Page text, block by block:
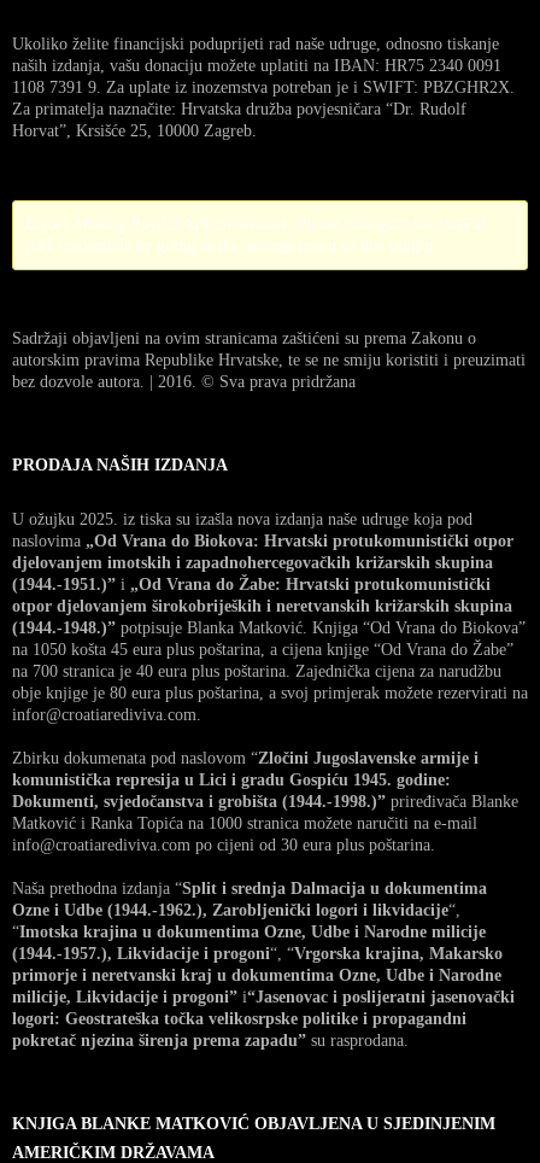
Ukoliko želite financijski poduprijeti rad naše udruge, odnosno tiskanje
naših izdanja, vašu donaciju možete uplatiti na IBAN: HR75 2340 0091
1108 7391 9. Za uplate iz inozemstva potreban je i SWIFT: PBZGHR2X.
Za primatelja naznačite: Hrvatska družba povjesničara “Dr. Rudolf
Horvat”, Krsišće 25, 10000 Zagreb.
Sadržaji objavljeni na ovim stranicama zaštićeni su prema Zakonu o
autorskim pravima Republike Hrvatske, te se ne smiju koristiti i preuzimati
bez dozvole autora. | 2016. © Sva prava pridržana
PRODAJA NAŠIH IZDANJA
U ožujku 2025. iz tiska su izašla nova izdanja naše udruge koja pod
naslovima „Od Vrana do Biokova: Hrvatski protukomunistički otpor
djelovanjem imotskih i zapadnohercegovačkih križarskih skupina
(1944.-1951.)” i „Od Vrana do Žabe: Hrvatski protukomunistički
otpor djelovanjem širokobrijeških i neretvanskih križarskih skupina
(1944.-1948.)” potpisuje Blanka Matković. Knjiga “Od Vrana do Biokova”
na 1050 košta 45 eura plus poštarina, a cijena knjige “Od Vrana do Žabe”
na 700 stranica je 40 eura plus poštarina. Zajednička cijena za narudžbu
obje knjige je 80 eura plus poštarina, a svoj primjerak možete rezervirati na
infor@croatiarediviva.com.
Zbirku dokumenata pod naslovom “Zločini Jugoslavenske armije i
komunistička represija u Lici i gradu Gospiću 1945. godine:
Dokumenti, svjedočanstva i grobišta (1944.-1998.)” priređivača Blanke
Matković i Ranka Topića na 1000 stranica možete naručiti na e-mail
info@croatiarediviva.com po cijeni od 30 eura plus poštarina.
Naša prethodna izdanja “Split i srednja Dalmacija u dokumentima
Ozne i Udbe (1944.-1962.), Zarobljenički logori i likvidacije“,
“Imotska krajina u dokumentima Ozne, Udbe i Narodne milicije
(1944.-1957.), Likvidacije i progoni“, “Vrgorska krajina, Makarsko
primorje i neretvanski kraj u dokumentima Ozne, Udbe i Narodne
milicije, Likvidacije i progoni” i“Jasenovac i poslijeratni jasenovački
logori: Geostrateška točka velikosrpske politike i propagandni
pokretač njezina širenja prema zapadu” su rasprodana.
KNJIGA BLANKE MATKOVIĆ OBJAVLJENA U SJEDINJENIM
AMERIČKIM DRŽAVAMA